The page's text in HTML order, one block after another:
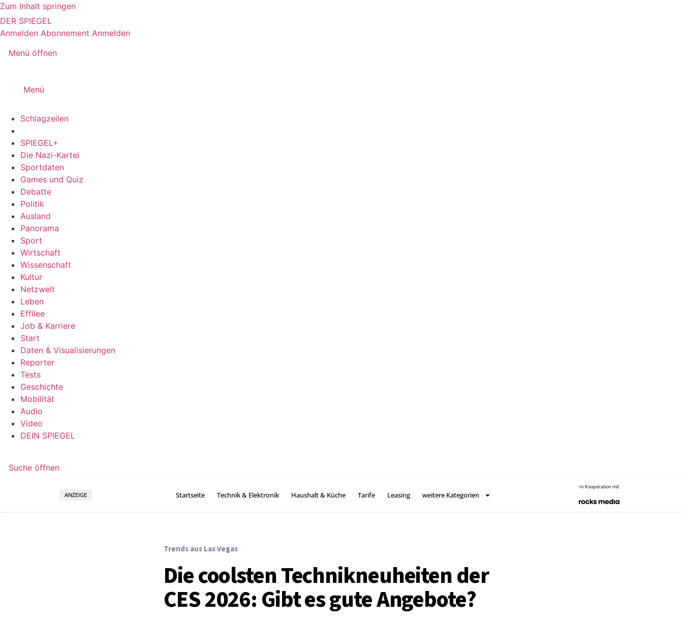
Zum Inhalt springen
DER SPIEGEL
Anmelden Abonnement Anmelden
Menü öffnen
Menü
Schlagzeilen
SPIEGEL+
Die Nazi-Kartei
Sportdaten
Games und Quiz
Debatte
Politik
Ausland
Panorama
Sport
Wirtschaft
Wissenschaft
Kultur
Netzwelt
Leben
Effilee
Job & Karriere
Start
Daten & Visualisierungen
Reporter
Tests
Geschichte
Mobilität
Audio
Video
DEIN SPIEGEL
Suche öffnen
Startseite Technik & Elektronik Haushalt & Küche Tarife Leasing weitere Kategorien
ANZEIGE
In Kooperation mit
Trends aus Las Vegas
Die coolsten Technikneuheiten der
CES 2026: Gibt es gute Angebote?